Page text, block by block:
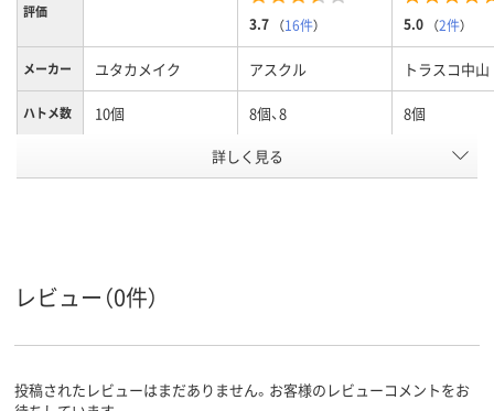
評価
3.7 （16件） 5.0 （2件）
メーカー ユタカメイク アスクル トラスコ中山
ハトメ数 10個 8個、8 8個
ループ
ブルー系
詳しく見る
レビュー（0件）
投稿されたレビューはまだありません。お客様のレビューコメントをお